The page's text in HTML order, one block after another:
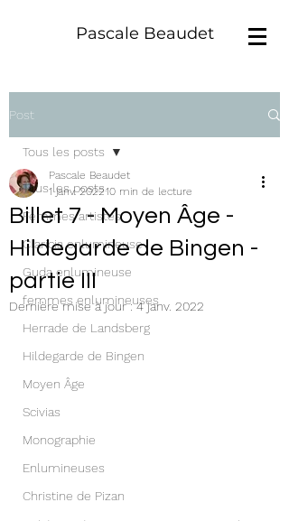
Pascale Beaudet
Post
Tous les posts
Femmes artistes
Claricia enlumineuse
Guda enlumineuse
femmes enlumineuses
Herrade de Landsberg
Hildegarde de Bingen
Moyen Âge
Scivias
Monographie
Enlumineuses
Christine de Pizan
Tous les posts
Billet 7 - Moyen Âge -
Hildegarde de Bingen -
partie III
Pascale Beaudet
1 janv. 202210 min de lecture
Dernière mise à jour :4 janv. 2022